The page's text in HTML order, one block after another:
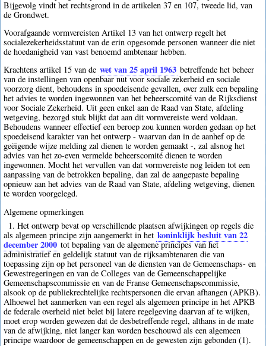
Bijgevolg vindt het rechtsgrond in de artikelen 37 en 107, tweede lid, van
de Grondwet.
Voorafgaande vormvereisten Artikel 13 van het ontwerp regelt het
socialezekerheidsstatuut van de erin opgesomde personen wanneer die niet
de hoedanigheid van vast benoemd ambtenaar hebben.
Krachtens artikel 15 van de wet van 25 april 1963 betreffende het beheer
van de instellingen van openbaar nut voor sociale zekerheid en sociale
voorzorg dient, behoudens in spoedeisende gevallen, over zulk een bepaling
het advies te worden ingewonnen van het beheerscomité van de Rijksdienst
voor Sociale Zekerheid. Uit geen enkel aan de Raad van State, afdeling
wetgeving, bezorgd stuk blijkt dat aan dit vormvereiste werd voldaan.
Behoudens wanneer effectief een beroep zou kunnen worden gedaan op het
spoedeisend karakter van het ontwerp - waarvan dan in de aanhef op de
geëigende wijze melding zal dienen te worden gemaakt -, zal alsnog het
advies van het zo-even vermelde beheerscomité dienen te worden
ingewonnen. Mocht het vervullen van dat vormvereiste nog leiden tot een
aanpassing van de betrokken bepaling, dan zal de aangepaste bepaling
opnieuw aan het advies van de Raad van State, afdeling wetgeving, dienen
te worden voorgelegd.
Algemene opmerkingen
1. Het ontwerp bevat op verschillende plaatsen afwijkingen op regels die
als algemeen principe zijn aangemerkt in het koninklijk besluit van 22
december 2000 tot bepaling van de algemene principes van het
administratief en geldelijk statuut van de rijksambtenaren die van
toepassing zijn op het personeel van de diensten van de Gemeenschaps- en
Gewestregeringen en van de Colleges van de Gemeenschappelijke
Gemeenschapscommissie en van de Franse Gemeenschapscommissie,
alsook op de publiekrechtelijke rechtspersonen die ervan afhangen (APKB).
Alhoewel het aanmerken van een regel als algemeen principe in het APKB
de federale overheid niet belet bij latere regelgeving daarvan af te wijken,
moet erop worden gewezen dat de desbetreffende regel, althans in de mate
van de afwijking, niet langer kan worden beschouwd als een algemeen
principe waardoor de gemeenschappen en de gewesten zijn gebonden (1).